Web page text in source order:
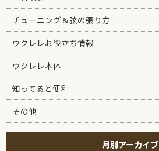
チューニング＆弦の張り方
ウクレレお役立ち情報
ウクレレ本体
知ってると便利
その他
月別アーカイブ